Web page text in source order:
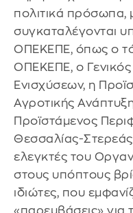
πολιτικά πρόσωπα,
συγκαταλέγονται
ΟΠΕΚΕΠΕ, όπως ο
ΟΠΕΚΕΠΕ, ο
Ενισχύσεων, η
Αγροτικής
Προϊστάμενος
Θεσσαλίας-
ελεγκτές του
στους υπόπτους
ιδιώτες, που
«παρεμβάσεις» για